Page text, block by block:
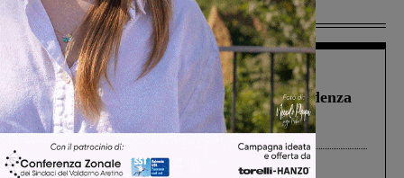
Più lette
Figline Incisa Valdarno 1 Agosto 2026
Piscina di Figline finanziata oltre la scadenza
Pnrr, il gruppo di Fratelli d’Italia: “Un
ringraziamento al Governo”
Cronaca 3 Agosto 2026